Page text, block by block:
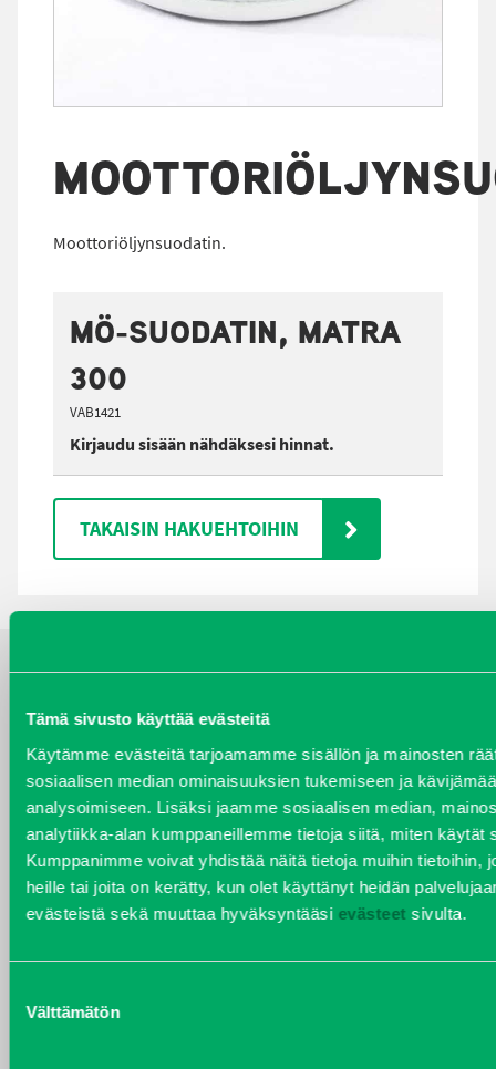
Tämä sivusto käyttää evästeitä
Käytämme evästeitä tarjoamamme sisällön ja mainosten
sosiaalisen median ominaisuuksien tukemiseen ja
analysoimiseen. Lisäksi jaamme sosiaalisen median,
analytiikka-alan kumppaneillemme tietoja siitä, miten käytät
Kumppanimme voivat yhdistää näitä tietoja muihin tietoihin,
heille tai joita on kerätty, kun olet käyttänyt heidän
evästeistä sekä muuttaa hyväksyntääsievästeet sivulta.
valinta
Välttämätön
Moottoriöljynsuodatin.
MÖ-SUODATIN, MATRA
300
VAB1421
Kirjaudu sisään nähdäksesi hinnat.
TAKAISIN HAKUEHTOIHIN
YHTEYSTIEDOT
VARAOSAT
Varaosat
Puh 020 7458 686
varaosat@j-trading.fi